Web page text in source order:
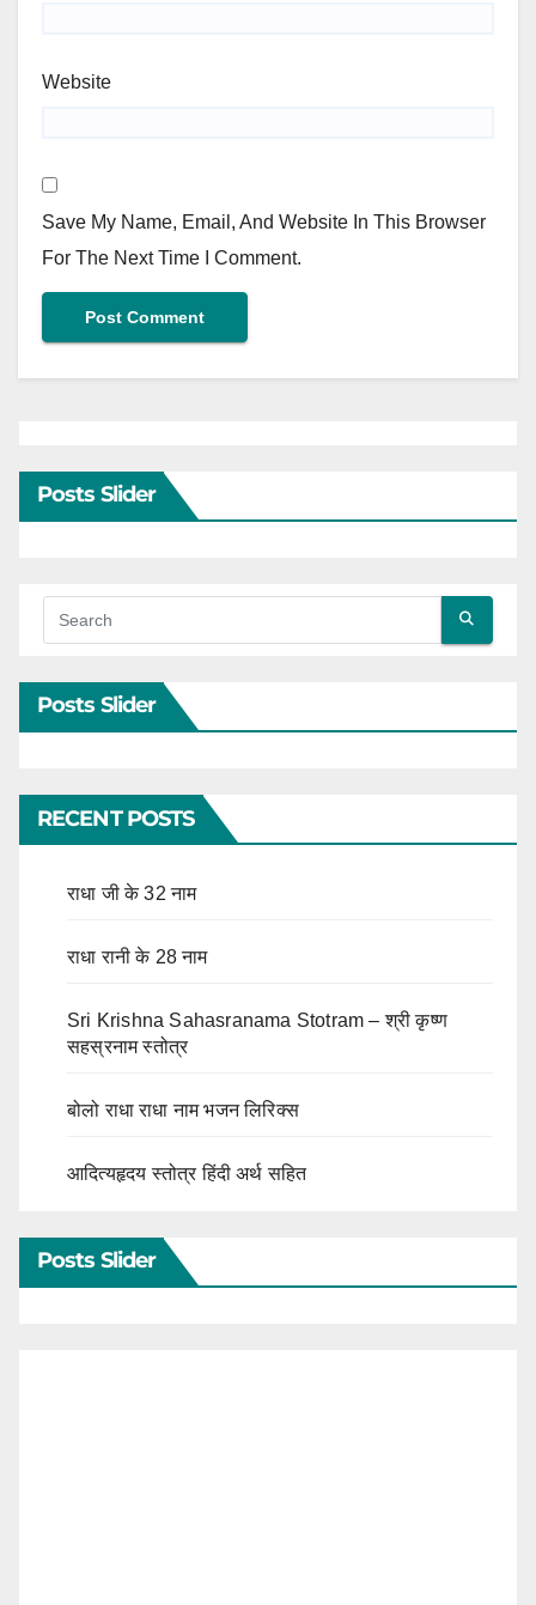
Website
Save My Name, Email, And Website In This Browser
For The Next Time I Comment.
Posts Slider
Posts Slider
RECENT POSTS
राधा जी के 32 नाम
राधा रानी के 28 नाम
Sri Krishna Sahasranama Stotram – श्री कृष्ण
सहस्रनाम स्तोत्र
बोलो राधा राधा नाम भजन लिरिक्स
आदित्यहृदय स्तोत्र हिंदी अर्थ सहित
Posts Slider